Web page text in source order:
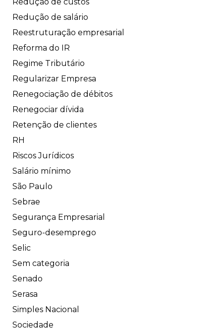
Redução de custos
Redução de salário
Reestruturação empresarial
Reforma do IR
Regime Tributário
Regularizar Empresa
Renegociação de débitos
Renegociar dívida
Retenção de clientes
RH
Riscos Jurídicos
Salário mínimo
São Paulo
Sebrae
Segurança Empresarial
Seguro-desemprego
Selic
Sem categoria
Senado
Serasa
Simples Nacional
Sociedade